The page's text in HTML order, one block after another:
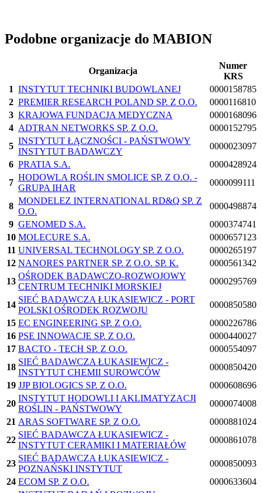
Podobne organizacje do MABION
Organizacja
Numer
KRS
1 INSTYTUT TECHNIKI BUDOWLANEJ
0000158785
2 PREMIER RESEARCH POLAND SP. Z O.O.
0000116810
3 KRAJOWA FUNDACJA MEDYCZNA
0000168096
4 ADTRAN NETWORKS SP. Z O.O.
0000152795
5
INSTYTUT ŁĄCZNOŚCI - PAŃSTWOWY
INSTYTUT BADAWCZY
0000023097
6 PRATIA S.A.
0000428924
7
HODOWLA ROŚLIN SMOLICE SP. Z O.O. -
GRUPA IHAR
0000099111
8
MONDELEZ INTERNATIONAL RD&Q SP. Z
O.O.
0000498874
9 GENOMED S.A.
0000374741
10 MOLECURE S.A.
0000657123
11 UNIVERSAL TECHNOLOGY SP. Z O.O.
0000265197
12 NANORES PARTNER SP. Z O.O. SP. K.
0000561342
13
OŚRODEK BADAWCZO-ROZWOJOWY
CENTRUM TECHNIKI MORSKIEJ
0000295769
14
SIEĆ BADAWCZA ŁUKASIEWICZ - PORT
POLSKI OŚRODEK ROZWOJU
0000850580
15 EC ENGINEERING SP. Z O.O.
0000226786
16 PSE INNOWACJE SP. Z O.O.
0000440027
17 BACTO - TECH SP. Z O.O.
0000554097
18
SIEĆ BADAWCZA ŁUKASIEWICZ -
INSTYTUT CHEMII SUROWCÓW
0000850420
19 JJP BIOLOGICS SP. Z O.O.
0000608696
20
INSTYTUT HODOWLI I AKLIMATYZACJI
ROŚLIN - PAŃSTWOWY
0000074008
21 ARAS SOFTWARE SP. Z O.O.
0000881024
22
SIEĆ BADAWCZA ŁUKASIEWICZ -
INSTYTUT CERAMIKI I MATERIAŁÓW
0000861078
23
SIEĆ BADAWCZA ŁUKASIEWICZ -
POZNAŃSKI INSTYTUT
0000850093
24 ECOM SP. Z O.O.
0000633604